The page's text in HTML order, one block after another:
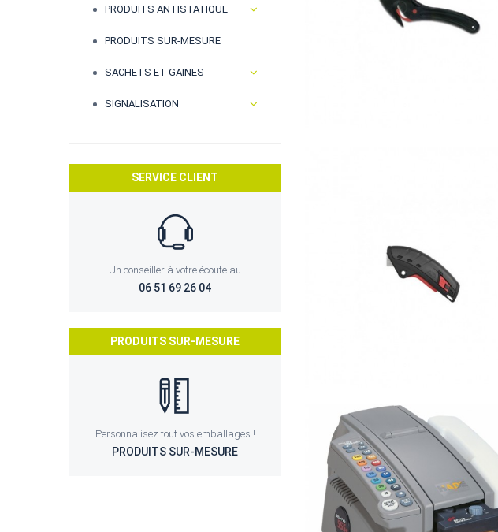
PRODUITS ANTISTATIQUE
PRODUITS SUR-MESURE
SACHETS ET GAINES
SIGNALISATION
SERVICE CLIENT
Un conseiller à votre écoute au
06 51 69 26 04
PRODUITS SUR-MESURE
Personnalisez tout vos emballages !
PRODUITS SUR-MESURE